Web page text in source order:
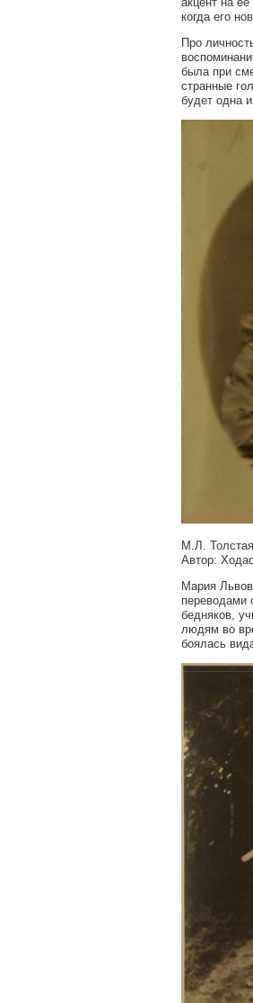
когда его
Про
была при
странные
будет одна
М.Л. Толстая.
Автор:
Мария
переводами
бедняков,
людям во
боялась